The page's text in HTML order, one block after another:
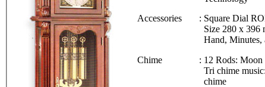
Accessories
: Square Dial
Size 280 x 396
Hand, Minutes,
Chime
: 12 Rods:
Tri chime
chime